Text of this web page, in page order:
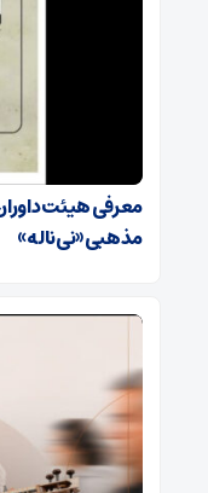
معرفی هیئت
مذهبی «نی‌ناله»